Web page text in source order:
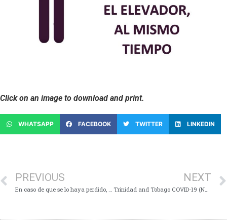
Click on an image to download and print.
WHATSAPP FACEBOOK TWITTER LINKEDIN
PREVIOUS
En caso de que se lo haya perdido, aquí están los aspectos más destacados de la Conferencia de Medios de Comunicación de hoy, organizada por el Primer Ministro Dr. El Honorable Keith Rowley- 9 de mayo de 2020:
NEXT
Trinidad and Tobago COVID-19 (Novel Coronavirus) Update # 271